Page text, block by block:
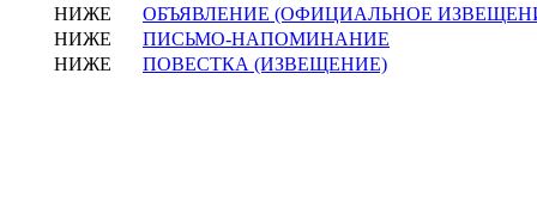
НИЖЕ
ОБЪЯВЛЕНИЕ (ОФИЦИАЛЬНОЕ
НИЖЕ
ПИСЬМО-НАПОМИНАНИЕ
НИЖЕ
ПОВЕСТКА (ИЗВЕЩЕНИЕ)